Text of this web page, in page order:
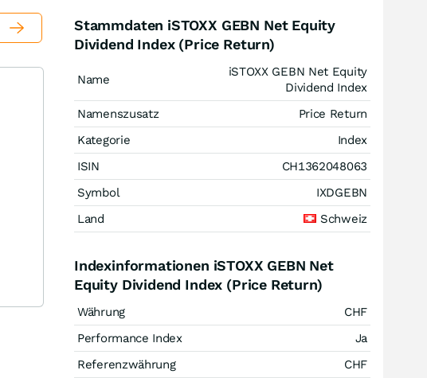
Stammdaten iSTOXX GEBN Net Equity
Dividend Index (Price Return)
Name
iSTOXX GEBN Net Equity
Dividend Index
Namenszusatz
Price Return
Kategorie
Index
ISIN
CH1362048063
Symbol
IXDGEBN
Land
Schweiz
Indexinformationen iSTOXX GEBN Net
Equity Dividend Index (Price Return)
Währung
CHF
Performance Index
Ja
Referenzwährung
CHF